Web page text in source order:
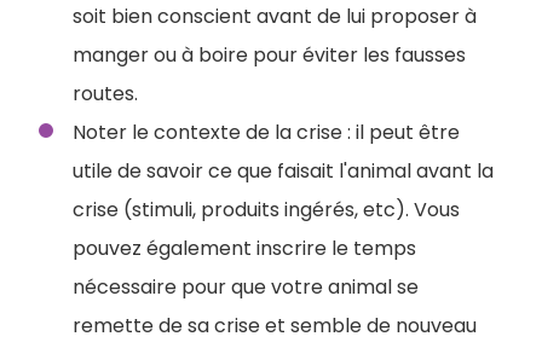
soit bien conscient avant de lui proposer à
manger ou à boire pour éviter les fausses
routes.
Noter le contexte de la crise : il peut être
utile de savoir ce que faisait l'animal avant la
crise (stimuli, produits ingérés, etc). Vous
pouvez également inscrire le temps
nécessaire pour que votre animal se
remette de sa crise et semble de nouveau